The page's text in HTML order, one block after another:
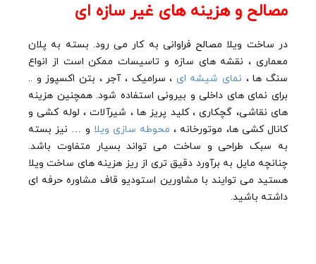
مصالح و هزینه های غیر سازه ای
در ساخت ویلا مصالح فراوانی به کار می رود. بسته به پلان
معماری ، نقشه های سازه و تاسیسات ممکن است از انواع
سنگ ها ، نمای شیشه ای ، سرامیک ، آجر ، بتن اکسپوز و ..
برای نمای های داخلی و بیرونی استفاده شود. همچنین هزینه
های نقاشی، گچکاری ، کلید پریز ها ، شیرآلات ، لوله کشی و
کانال کشی ها، موتورخانه ، محوطه سازی ویلا و … نیز بسته
به سبک طراحی و ساخت می تواند بسیار متفاوت باشد.
چنانچه مایل به برآورد دقیق تری از ریز هزینه های ساخت ویلا
هستید می توایند با مشاورین استودیو قاف مشاوره حرفه ای
داشته باشید.